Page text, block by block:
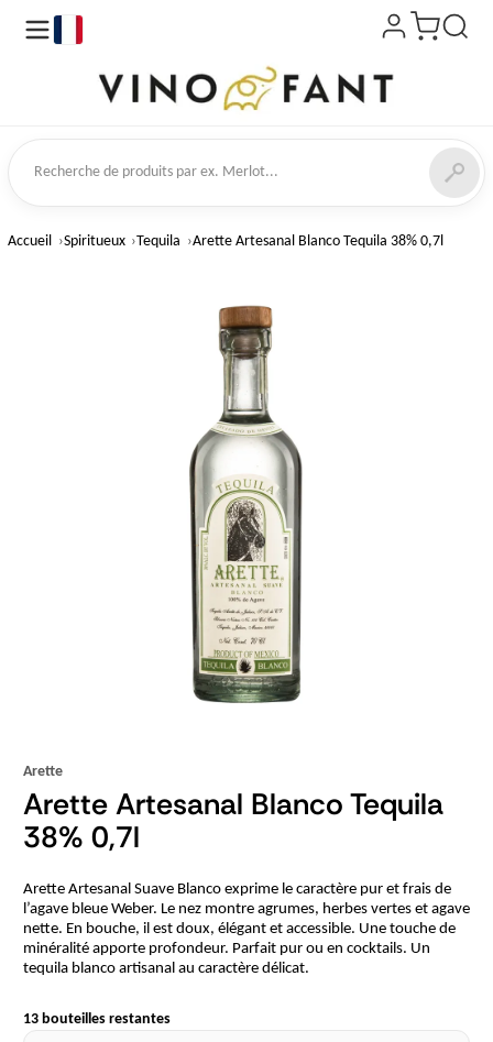
de produits
Accueil Spiritueux Tequila Arette Artesanal Blanco Tequila 38% 0,7l
Arette
Arette Artesanal Blanco Tequila
38% 0,7l
Arette Artesanal Suave Blanco exprime le caractère pur et frais de
l’agave bleue Weber. Le nez montre agrumes, herbes vertes et agave
nette. En bouche, il est doux, élégant et accessible. Une touche de
minéralité apporte profondeur. Parfait pur ou en cocktails. Un
tequila blanco artisanal au caractère délicat.
13 bouteilles restantes